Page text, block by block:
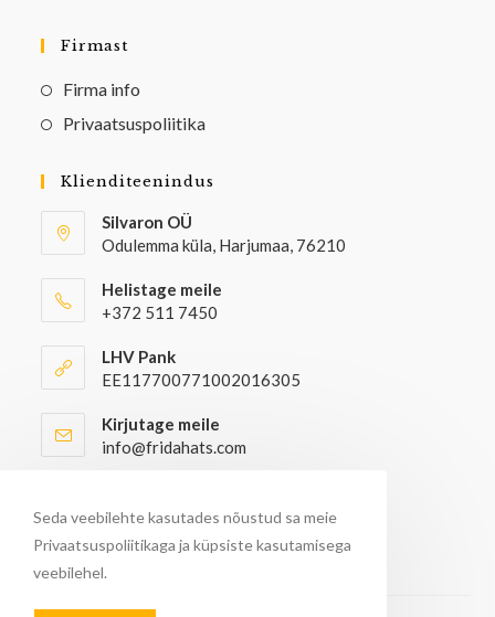
Firmast
Firma info
Privaatsuspoliitika
Klienditeenindus
Silvaron OÜ
Odulemma küla, Harjumaa, 76210
Helistage meile
+372 511 7450
LHV Pank
EE117700771002016305
Kirjutage meile
info@fridahats.com
info@fridahats.com
Seda veebilehte kasutades nõustud sa meie
Privaatsuspoliitikaga ja küpsiste kasutamisega
veebilehel.